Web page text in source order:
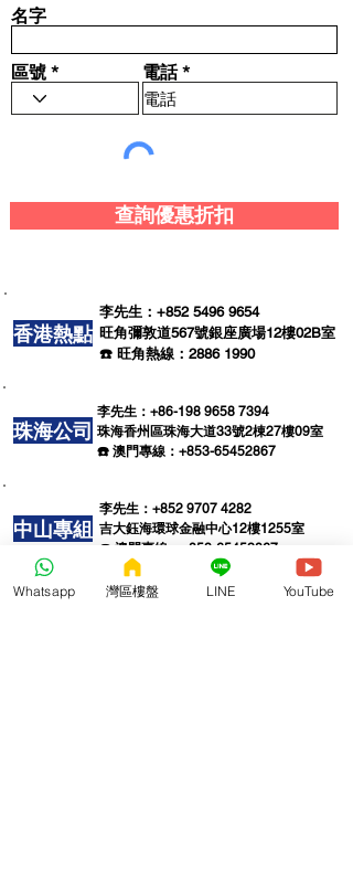
名字
區號 電話
查詢優惠折扣
香港熱點
李先生：+852 5496 9654
旺角彌敦道567號銀座廣場12樓02B室
☎️ 旺角熱線：2886 1990
珠海公司
李先生：+86-198 9658 7394
珠海香州區珠海大道33號2棟27樓09室
☎️ 澳門專線：+853-65452867
中山專組
李先生：+852 9707 4282
吉大鈺海環球金融中心12樓1255室
☎️ 澳門專線：+853-65452867
Whatsapp 灣區樓盤 LINE YouTube